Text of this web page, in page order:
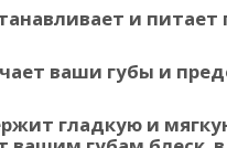
и
ваши губы и
гладкую и